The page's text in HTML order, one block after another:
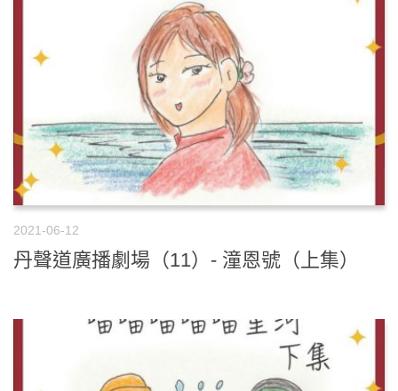
2021-06-12
丹聲道廣播劇場（11）- 潼恩號（上集）